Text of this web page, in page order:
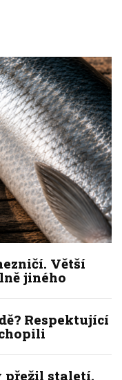
Větší
jiného
Respektující
přežil staletí.